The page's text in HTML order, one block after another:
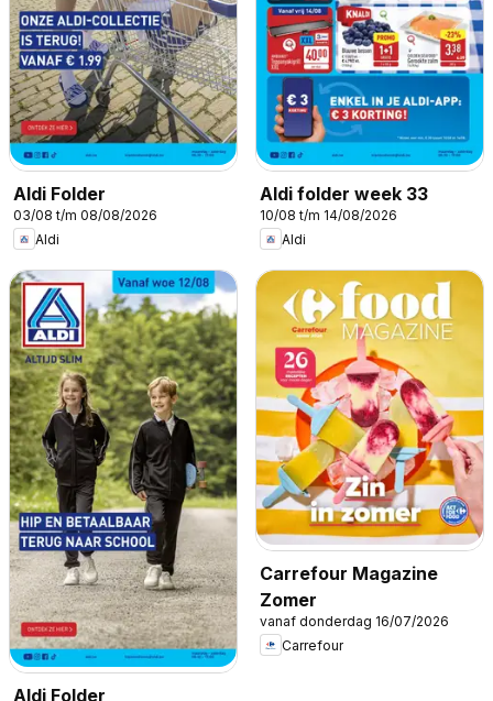
Aldi Folder
03/08 t/m 08/08/2026
Aldi
Aldi folder week 33
10/08 t/m 14/08/2026
Aldi
Aldi Folder
Carrefour Magazine
Zomer
vanaf donderdag 16/07/2026
Carrefour